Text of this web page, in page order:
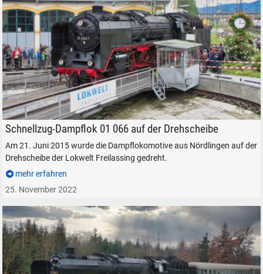
Schnellzug-Dampflokomotive 01 066 auf der Drehscheibe der Lokwelt
Schnellzug-Dampflok 01 066 auf der Drehscheibe
Am 21. Juni 2015 wurde die Dampflokomotive aus Nördlingen auf der
Drehscheibe der Lokwelt Freilassing gedreht.
mehr erfahren
25. November 2022
SUCHEN
Durchsuchen
alles
Suche ...
suchen Abbrechen